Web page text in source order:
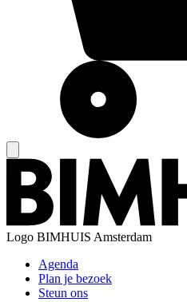
Logo BIMHUIS Amsterdam
Agenda
Plan je bezoek
Steun ons